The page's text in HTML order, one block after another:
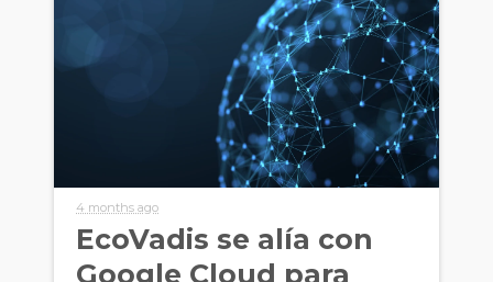
4 months ago
EcoVadis se alía con
Google Cloud para